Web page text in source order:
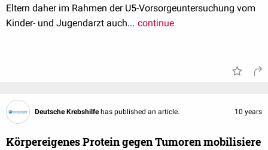
Eltern daher im Rahmen der U5-Vorsorgeuntersuchung vom
Kinder- und Jugendarzt auch... continue
Deutsche Krebshilfe has published an article. 10 years
Körpereigenes Protein gegen Tumoren mobilisiere